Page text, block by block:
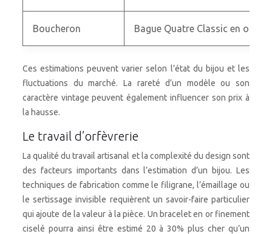
Boucheron Bague Quatre Classic en or
Ces estimations peuvent varier selon l’état du bijou et les
fluctuations du marché. La rareté d’un modèle ou son
caractère vintage peuvent également influencer son prix à
la hausse.
Le travail d’orfèvrerie
La qualité du travail artisanal et la complexité du design sont
des facteurs importants dans l’estimation d’un bijou. Les
techniques de fabrication comme le filigrane, l’émaillage ou
le sertissage invisible requièrent un savoir-faire particulier
qui ajoute de la valeur à la pièce. Un bracelet en or finement
ciselé pourra ainsi être estimé 20 à 30% plus cher qu’un